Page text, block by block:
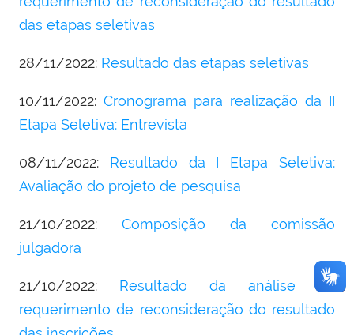
das etapas seletivas
28/11/2022: Resultado das etapas seletivas
10/11/2022: Cronograma para realização da II
Etapa Seletiva: Entrevista
08/11/2022: Resultado da I Etapa Seletiva:
Avaliação do projeto de pesquisa
21/10/2022: Composição da comissão
julgadora
21/10/2022: Resultado da análise de
requerimento de reconsideração do resultado